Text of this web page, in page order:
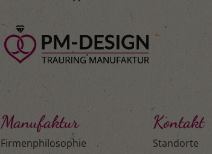
Manufaktur
Firmenphilosophie
Kontakt
Standorte